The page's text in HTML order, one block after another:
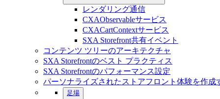
レンダリング通信
CXAObservableサービス
CXACartContextサービス
SXA Storefront共有イベント
コンテンツ ツリーのアーキテクチャ
SXA Storefrontのベスト プラクティス
SXA Storefrontのパフォーマンス設定
パーソナライズされたストアフロント体験を作成
足場